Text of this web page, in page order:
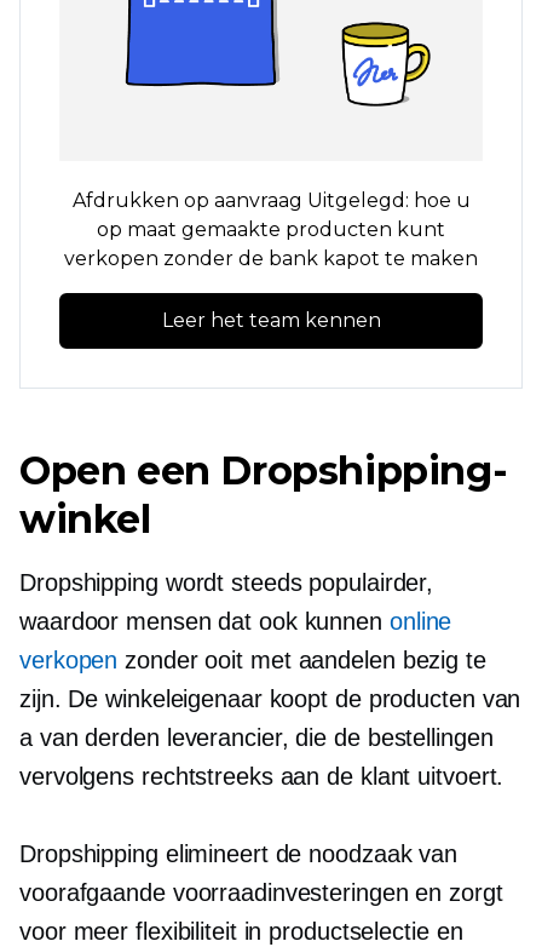
Afdrukken op aanvraag Uitgelegd: hoe u
op maat gemaakte producten kunt
verkopen zonder de bank kapot te maken
Leer het team kennen
Open een Dropshipping-
winkel
Dropshipping wordt steeds populairder,
waardoor mensen dat ook kunnen online
verkopen zonder ooit met aandelen bezig te
zijn. De winkeleigenaar koopt de producten van
a van derden leverancier, die de bestellingen
vervolgens rechtstreeks aan de klant uitvoert.
Dropshipping elimineert de noodzaak van
voorafgaande voorraadinvesteringen en zorgt
voor meer flexibiliteit in productselectie en